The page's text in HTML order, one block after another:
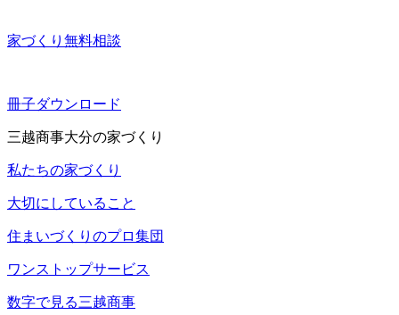
家づくり無料相談
冊子ダウンロード
三越商事大分の家づくり
私たちの家づくり
大切にしていること
住まいづくりのプロ集団
ワンストップサービス
数字で見る三越商事